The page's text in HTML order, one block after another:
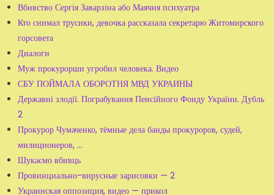
Вбивство Сергія Заварзіна або Маячня психуатра
Кто снимал трусики, девочка рассказала секретарю Житомирского
горсовета
Диалоги
Муж прокурорши угробил человека. Видео
СБУ ПОЙМАЛА ОБОРОТНЯ МВД УКРАИНЫ
Державні злодії. Пограбування Пенсійного Фонду України. Дубль
2
Прокурор Чумаченко, тёмные дела банды прокуроров, судей,
милиционеров, ...
Шукаємо вбивць
Провинциально-вирусные зарисовки — 2
Украинская оппозиция, видео — прикол